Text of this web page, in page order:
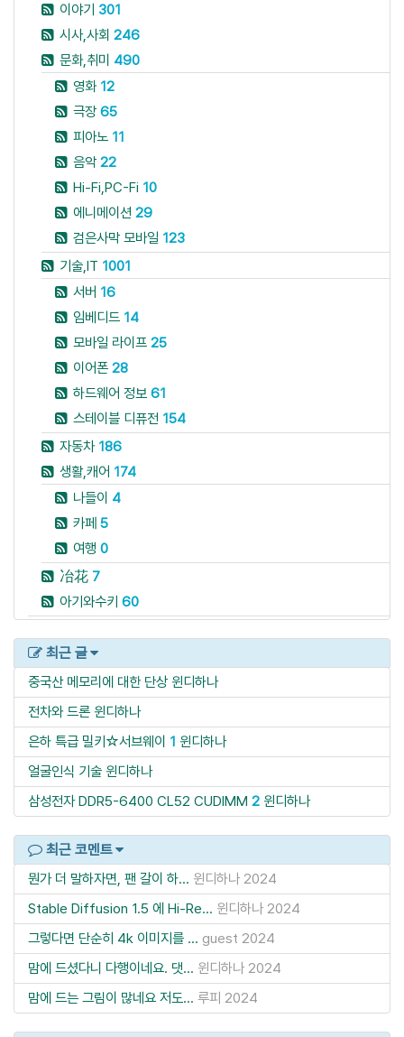
이야기 301
시사,사회 246
문화,취미 490
영화 12
극장65
피아노 11
음악22
Hi-Fi,PC-Fi 10
에니메이션 29
검은사막 모바일 123
기술,IT 1001
서버 16
임베디드 14
모바일 라이프 25
이어폰 28
하드웨어 정보 61
스테이블 디퓨전 154
자동차 186
생활,캐어 174
나들이 4
카페 5
여행 0
冶花 7
아기와수키 60
최근 글
중국산 메모리에 대한 단상 윈디하나
전차와 드론 윈디하나
은하 특급 밀키☆서브웨이 1 윈디하나
얼굴인식 기술 윈디하나
삼성전자 DDR5-6400 CL52 CUDIMM 2 윈디하나
최근 코멘트
뭔가 더 말하자면, 팬 갈이 하... 윈디하나 2024
Stable Diffusion 1.5 에 Hi-Re... 윈디하나 2024
그렇다면 단순히 4k 이미지를 ... guest 2024
맘에 드셨다니 다행이네요. 댓... 윈디하나 2024
맘에 드는 그림이 많네요 저도... 루피 2024